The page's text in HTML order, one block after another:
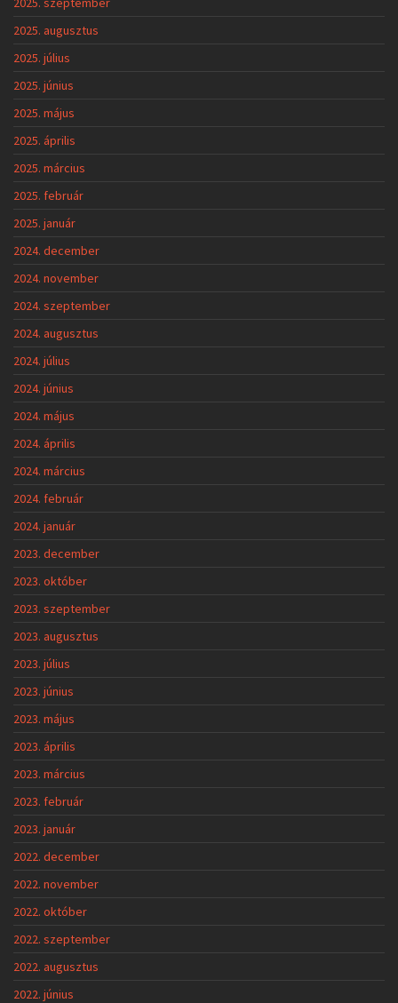
2025. augusztus
2025. július
2025. június
2025. május
2025. április
2025. március
2025. február
2025. január
2024. december
2024. november
2024. szeptember
2024. augusztus
2024. július
2024. június
2024. május
2024. április
2024. március
2024. február
2024. január
2023. december
2023. október
2023. szeptember
2023. augusztus
2023. július
2023. június
2023. május
2023. április
2023. március
2023. február
2023. január
2022. december
2022. november
2022. október
2022. szeptember
2022. augusztus
2022. június